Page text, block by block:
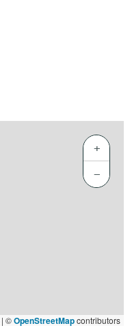
+
−
| ©OpenStreetMapcontributors